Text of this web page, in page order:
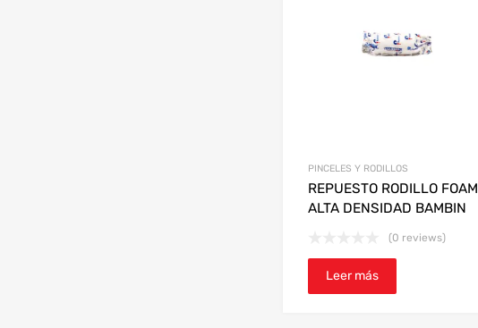
PINCELES Y RODILLOS
REPUESTO RODILLO FOAM
ALTA DENSIDAD BAMBIN
(0 reviews)
Leer más